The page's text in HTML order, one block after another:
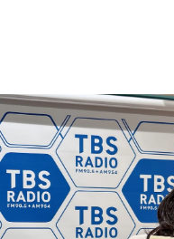
トピックス
TBS Podcast
お知らせ
イベント・グッズ
YouTube
会社情報